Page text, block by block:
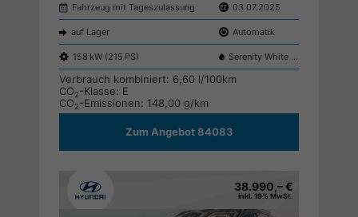
Fahrzeug mit Tageszulassung 03.07.2025
auf Lager Automatik
158 kW (215 PS) Serenity White W6H
Verbrauch kombiniert: 6,60 l/100km
CO2-Klasse: E
CO2-Emissionen: 148,00 g/km
Zum Angebot 84083
38.990,– €
inkl. 19% MwSt.